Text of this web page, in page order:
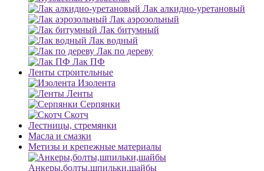
Лак алкидно-уретановый
Лак аэрозольный
Лак битумный
Лак водный
Лак по дереву
Лак ПФ
Ленты строительные
Изолента
Ленты
Серпянки
Скотч
Лестницы, стремянки
Масла и смазки
Метизы и крепежные материалы
Анкеры,болты,шпильки,шайбы